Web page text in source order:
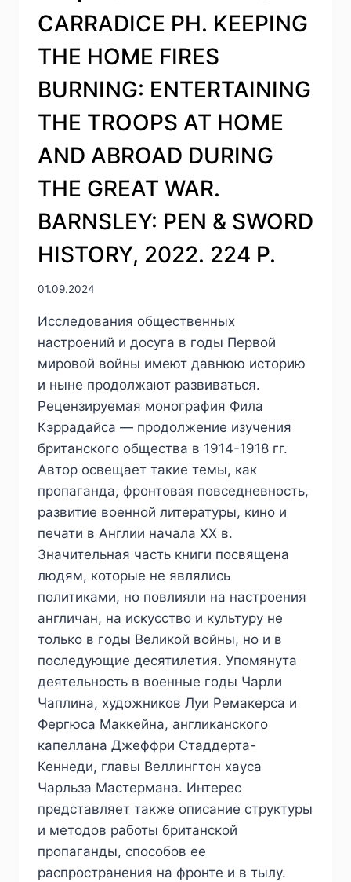
LES
À
AU
SIÈCLE
L’OEIL
LA
PARIS:
2024.
CARRADICE PH. KEEPING
THE HOME FIRES
BURNING: ENTERTAINING
THE TROOPS AT HOME
AND ABROAD DURING
THE GREAT WAR.
BARNSLEY: PEN & SWORD
HISTORY, 2022. 224 P.
01.09.2024
Исследования общественных
настроений и досуга в годы Первой
мировой войны имеют давнюю историю
и ныне продолжают развиваться.
Рецензируемая монография Фила
Кэррадайса — продолжение изучения
британского общества в 1914-1918 гг.
Автор освещает такие темы, как
пропаганда, фронтовая повседневность,
развитие военной литературы, кино и
печати в Англии начала ХХ в.
Значительная часть книги посвящена
людям, которые не являлись
политиками, но повлияли на настроения
англичан, на искусство и культуру не
только в годы Великой войны, но и в
последующие десятилетия. Упомянута
деятельность в военные годы Чарли
Чаплина, художников Луи Ремакерса и
Фергюса Маккейна, англиканского
капеллана Джеффри Стаддерта-
Кеннеди, главы Веллингтон хауса
Чарльза Мастермана. Интерес
представляет также описание структуры
и методов работы британской
пропаганды, способов ее
распространения на фронте и в тылу.